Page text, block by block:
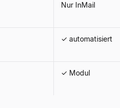
Nur InMail
✓ automatisiert
✓ Modul